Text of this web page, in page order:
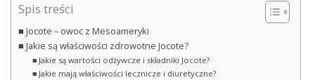
Spis treści
Jocote – owoc z Mesoameryki
Jakie są właściwości zdrowotne Jocote?
Jakie są wartości odżywcze i składniki Jocote?
Jakie mają właściwości lecznicze i diuretyczne?